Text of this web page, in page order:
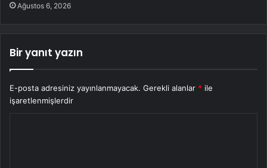
Ağustos 6, 2026
Bir yanıt yazın
E-posta adresiniz yayınlanmayacak. Gerekli alanlar * ile
işaretlenmişlerdir